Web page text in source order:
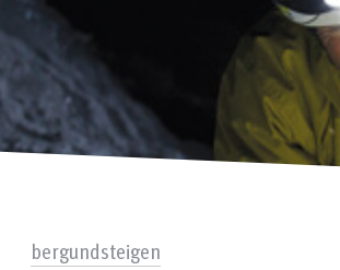
bergundsteigen